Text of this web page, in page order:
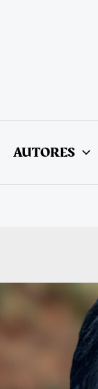
AUTORES